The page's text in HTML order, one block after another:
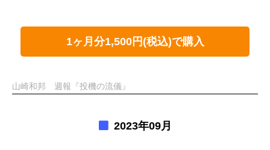
1ヶ月分1,500円(税込)で購入
山崎和邦 週報『投機の流儀』
2023年09月